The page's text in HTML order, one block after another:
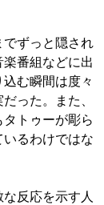
でずっと隠され
番組などに出
む瞬間は度々
った。また、
トゥーが彫ら
るわけではな
反応を示す人